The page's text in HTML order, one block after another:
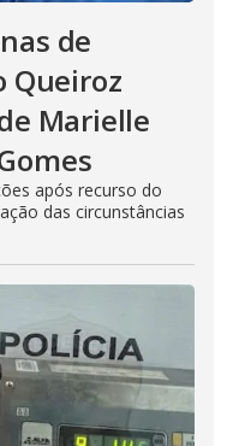
de
Queiroz
Marielle
após recurso do
das circunstâncias